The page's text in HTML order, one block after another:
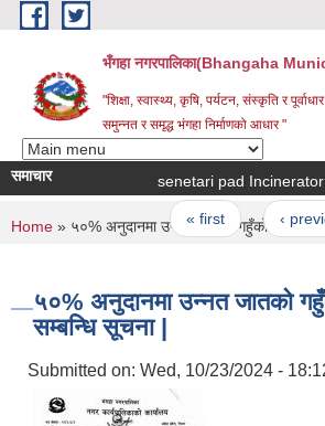
Skip to main content
भँगहा नगरपालिका(Bhangaha
"शिक्षा, स्वास्थ्य, कृषि, पर्यटन, संस्कृति र
समुन्नत र समृद्ध भंगहा निर्माणको आधार "
समाचार senetari pad Incinerator को
Pages
« first ‹ previous
You are here
Home » ५०% अनुदानमा उन्नत जातको गहुँको माग गर्ने
५०% अनुदानमा उन्नत जातको
सम्बन्धि सूचना |
Submitted on: Wed, 10/23/2024 -